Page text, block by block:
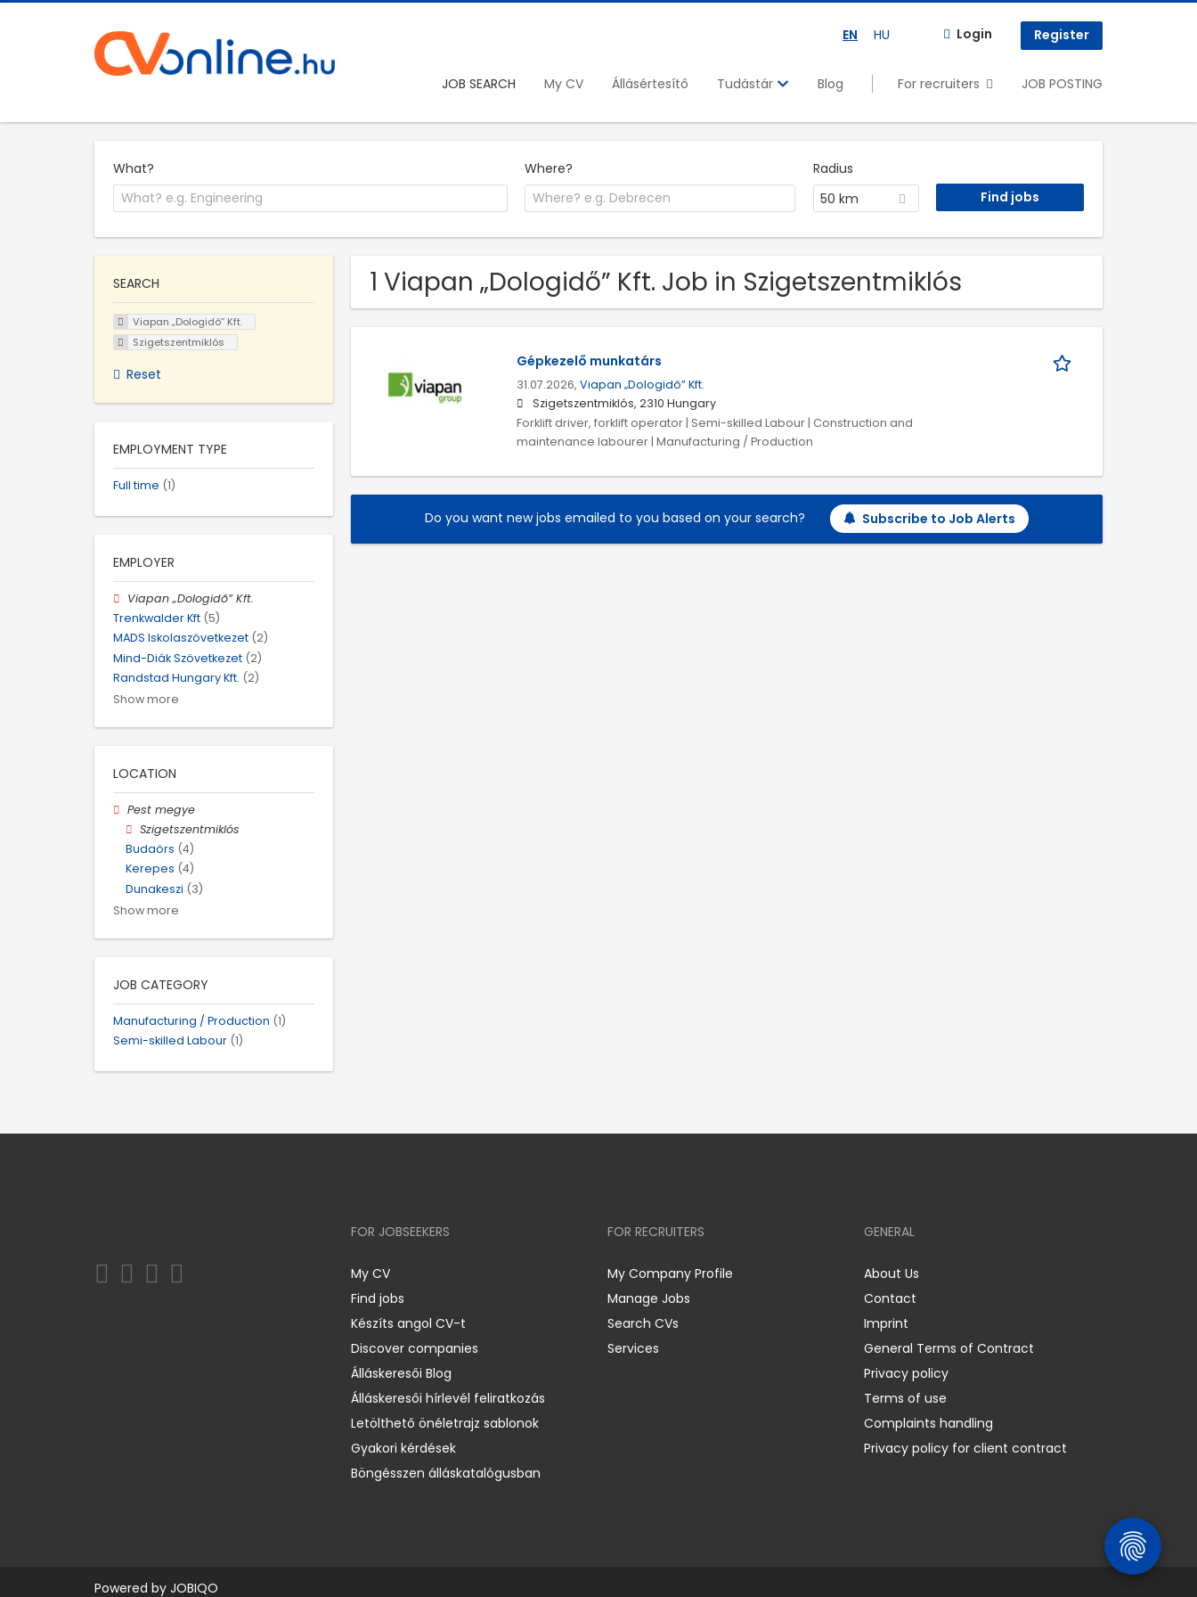
EN HU Login Register
JOB SEARCH My CV Állásértesítő Tudástár Blog For recruiters JOB POSTING
What? Where?
Radius
50 km
1 Viapan „Dologidő” Kft. Job in Szigetszentmiklós
Gépkezelő munkatárs
31.07.2026, Viapan „Dologidő” Kft.
Szigetszentmiklós, 2310 Hungary
Forklift driver, forklift operator | Semi-skilled Labour | Construction and
maintenance labourer | Manufacturing / Production
Do you want new jobs emailed to you based on your search? Subscribe to Job Alerts
SEARCH
Viapan „Dologidő” Kft.
Szigetszentmiklós
Reset
EMPLOYMENT TYPE
Full time (1)
EMPLOYER
Viapan „Dologidő” Kft.
Trenkwalder Kft (5)
MADS Iskolaszövetkezet (2)
Mind-Diák Szövetkezet (2)
Randstad Hungary Kft. (2)
Show more
LOCATION
Pest megye
Szigetszentmiklós
Budaörs (4)
Kerepes (4)
Dunakeszi (3)
Show more
JOB CATEGORY
Manufacturing / Production (1)
Semi-skilled Labour (1)
FOR JOBSEEKERS
My CV
Find jobs
Készíts angol CV-t
Discover companies
Álláskeresői Blog
Álláskeresői hírlevél feliratkozás
Letölthető önéletrajz sablonok
Gyakori kérdések
Böngésszen álláskatalógusban
FOR RECRUITERS
My Company Profile
Manage Jobs
Search CVs
Services
GENERAL
About Us
Contact
Imprint
General Terms of Contract
Privacy policy
Terms of use
Complaints handling
Privacy policy for client contract
Powered by JOBIQO